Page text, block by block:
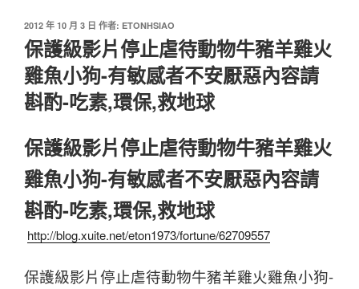
2012 年 10 月 3 日 作者: ETONHSIAO
保護級影片停止虐待動物牛豬羊雞火
雞魚小狗-有敏感者不安厭惡內容請
斟酌-吃素,環保,救地球
保護級影片停止虐待動物牛豬羊雞火
雞魚小狗-有敏感者不安厭惡內容請
斟酌-吃素,環保,救地球
http://blog.xuite.net/eton1973/fortune/62709557
保護級影片停止虐待動物牛豬羊雞火雞魚小狗-